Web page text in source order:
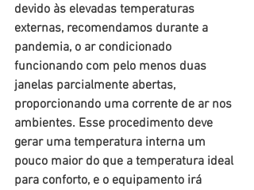
devido às elevadas temperaturas
externas, recomendamos durante a
pandemia, o ar condicionado
funcionando com pelo menos duas
janelas parcialmente abertas,
proporcionando uma corrente de ar nos
ambientes. Esse procedimento deve
gerar uma temperatura interna um
pouco maior do que a temperatura ideal
para conforto, e o equipamento irá